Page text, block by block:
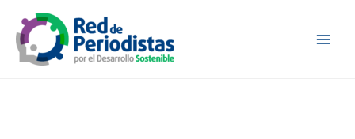
contenido